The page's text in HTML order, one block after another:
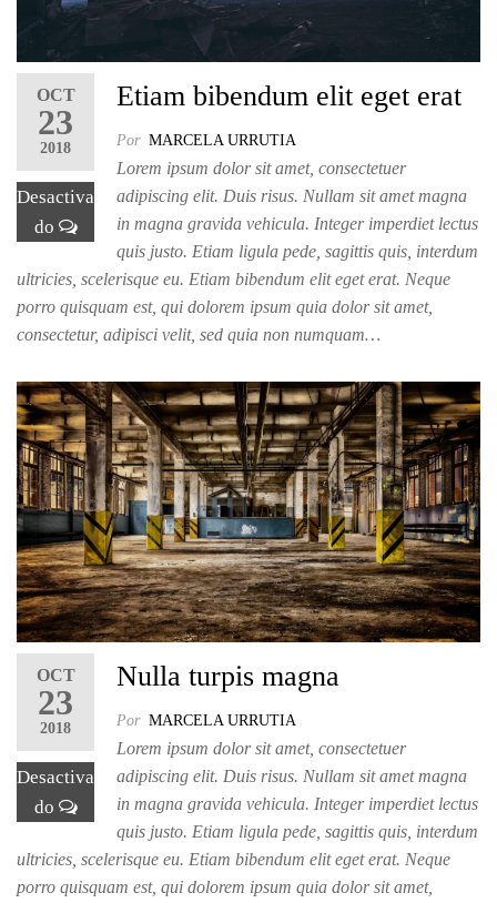
OCT
23
2018
Desactiva
do
Etiam bibendum elit eget erat
Por MARCELA URRUTIA
Lorem ipsum dolor sit amet, consectetuer
adipiscing elit. Duis risus. Nullam sit amet magna
in magna gravida vehicula. Integer imperdiet lectus
quis justo. Etiam ligula pede, sagittis quis, interdum
ultricies, scelerisque eu. Etiam bibendum elit eget erat. Neque
porro quisquam est, qui dolorem ipsum quia dolor sit amet,
consectetur, adipisci velit, sed quia non numquam…
OCT
23
2018
Desactiva
do
Nulla turpis magna
Por MARCELA URRUTIA
Lorem ipsum dolor sit amet, consectetuer
adipiscing elit. Duis risus. Nullam sit amet magna
in magna gravida vehicula. Integer imperdiet lectus
quis justo. Etiam ligula pede, sagittis quis, interdum
ultricies, scelerisque eu. Etiam bibendum elit eget erat. Neque
porro quisquam est, qui dolorem ipsum quia dolor sit amet,